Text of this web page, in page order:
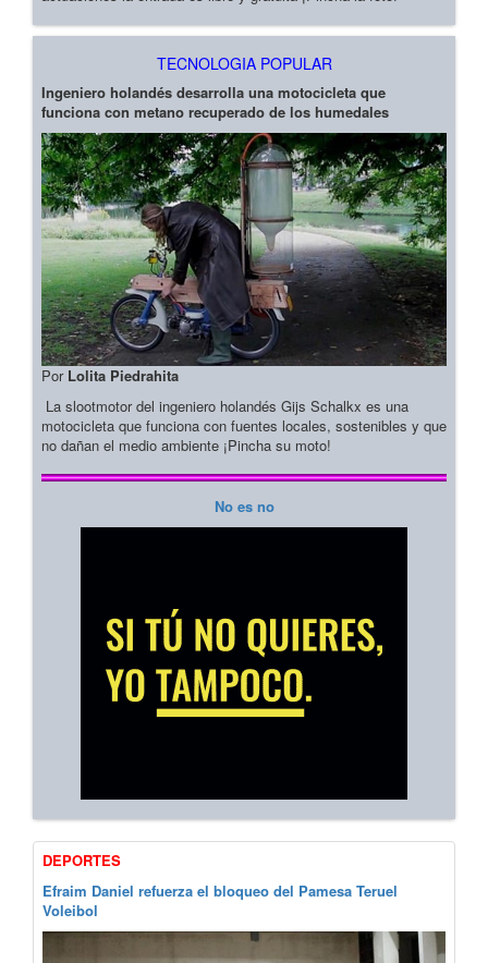
TECNOLOGIA POPULAR
Ingeniero holandés desarrolla una motocicleta que
funciona con metano recuperado de los humedales
Por Lolita Piedrahita
La slootmotor del ingeniero holandés Gijs Schalkx es una
motocicleta que funciona con fuentes locales, sostenibles y que
no dañan el medio ambiente ¡Pincha su moto!
No es no
DEPORTES
Efraim Daniel refuerza el bloqueo del Pamesa Teruel
Voleibol